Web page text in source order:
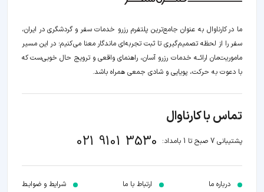
ما در کارناوال به عنوان جامع‌ترین پلتفرم رزرو خدمات سفر و گردشگری در ایران،
سفر را از لحظه‌ تصمیم‌گیری تا ثبت تجربه‌ای ماندگار معنا می‌کنیم؛ در این مسیر‍
ماموریت‌مان اراﺋــﻪ خدمات رزرو آسان، راهنمای واقعی و ترویج حال خوبی‌ست که
با دعوت به حرکت، پویایی و شادی جمعی همراه باشد.
تماس با کارناوال
پشتیبانی 7 صبح تا 1 بامداد: 021 9101 3530
درباره ما ارتباط با ما شرایط و ضوابـط